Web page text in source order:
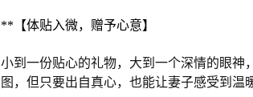
**【体贴入微，赠予心意】
小到一份贴心的礼物，大到一个深情的眼神
图，但只要出自真心，也能让妻子感受到温